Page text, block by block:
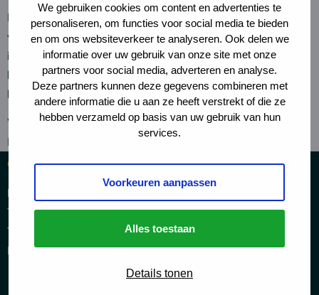
We gebruiken cookies om content en advertenties te
personaliseren, om functies voor social media te bieden
en om ons websiteverkeer te analyseren. Ook delen we
informatie over uw gebruik van onze site met onze
partners voor social media, adverteren en analyse.
Deze partners kunnen deze gegevens combineren met
andere informatie die u aan ze heeft verstrekt of die ze
hebben verzameld op basis van uw gebruik van hun
services.
Voorkeuren aanpassen
Alles toestaan
Details tonen
Indien u onverhoopt toch ontevreden bent over de kwaliteit
van onze dienstverlening of een door LINK Advocaten aan u
in rekening gebrachte declaratie, dan verzoeken wij u deze
klacht te richten aan de desbetreffende advocaat of aan de
klachtenfunctionaris,mr. A.W. Morot.
Wij behandelen klachten conform ons klachtenreglement.
Dit wordt u op verzoek toegezonden.
Contact details
De Boelelaan 7
1083 HJ Amsterdam
Tel: +31 20 26 100 02
Email: info@linkadvocaten.nl